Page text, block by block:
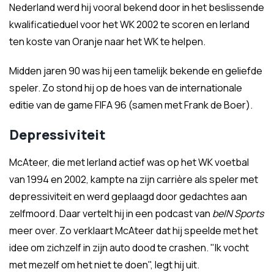
Nederland werd hij vooral bekend door in het beslissende
kwalificatieduel voor het WK 2002 te scoren en Ierland
ten koste van Oranje naar het WK te helpen.
Midden jaren 90 was hij een tamelijk bekende en geliefde
speler. Zo stond hij op de hoes van de internationale
editie van de game FIFA 96 (samen met Frank de Boer).
Depressiviteit
McAteer, die met Ierland actief was op het WK voetbal
van 1994 en 2002, kampte na zijn carrière als speler met
depressiviteit en werd geplaagd door gedachtes aan
zelfmoord. Daar vertelt hij in een podcast van beIN Sports
meer over. Zo verklaart McAteer dat hij speelde met het
idee om zichzelf in zijn auto dood te crashen. "Ik vocht
met mezelf om het niet te doen", legt hij uit.